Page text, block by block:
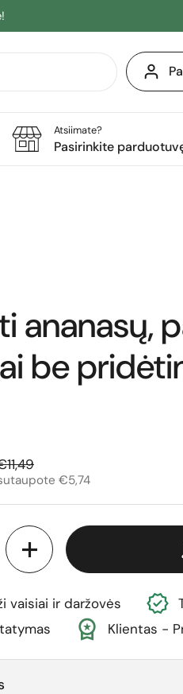
Atsiimate?
Pasirinkite
ananasų,
be
kaina
kaina
€5,74
vaisiai ir daržovės
Klientas -